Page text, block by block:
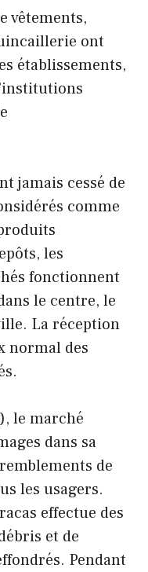
vêtements,
ont
établissements,
jamais cessé de
comme
les
fonctionnent
le centre, le
La réception
normal des
le marché
dans sa
de
les usagers.
effectue des
et de
Pendant